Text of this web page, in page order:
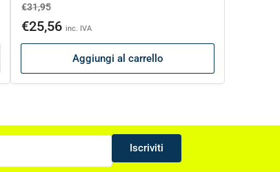
Prezzo
di
€31,95Prezzo
scontato
€25,56 inc. IVA
Aggiungi al carrello
Iscriviti